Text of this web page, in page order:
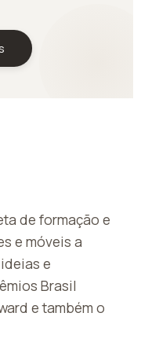
de formação e
e móveis a
e
Brasil
e também o